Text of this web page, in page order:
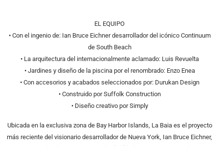
EL EQUIPO
• Con el ingenio de: Ian Bruce Eichner desarrollador del icónico Continuum
de South Beach
• La arquitectura del internacionalmente aclamado: Luis Revuelta
• Jardines y diseño de la piscina por el renombrado: Enzo Enea
• Con accesorios y acabados seleccionados por: Durukan Design
• Construido por Suffolk Construction
• Diseño creativo por Simply
Ubicada en la exclusiva zona de Bay Harbor Islands, La Baia es el proyecto
más reciente del visionario desarrollador de Nueva York, Ian Bruce Eichner,